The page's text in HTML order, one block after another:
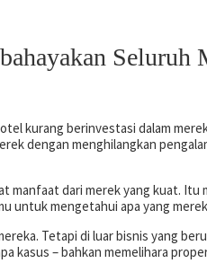
Seluruh
kurang berinvestasi dalam
dengan menghilangkan
dari merek yang kuat. Itu
mengetahui apa yang
Tetapi di luar bisnis yang
kasus – bahkan memelihara